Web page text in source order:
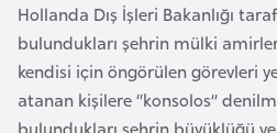
Hollanda Dış İşleri Bakanlığı
bulundukları şehrin mülki
kendisi için öngörülen görevleri
atanan kişilere “konsolos”
a
n
B